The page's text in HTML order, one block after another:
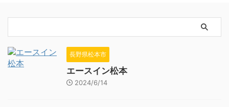
長野県松本市
エースイン松本
2024/6/14